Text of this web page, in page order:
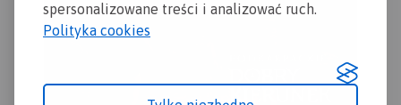
spersonalizowane treści i analizować ruch.
Polityka cookies